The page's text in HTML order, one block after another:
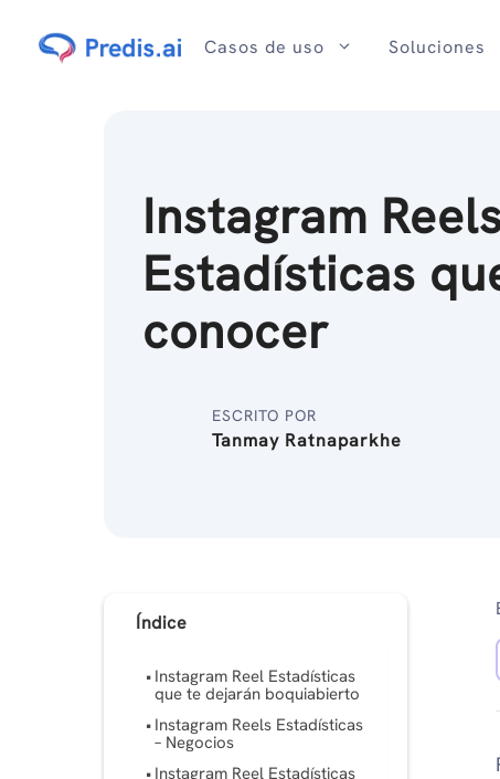
contenido
Casos de uso Soluciones
Instagram
Estadísticas
conocer
ESCRITO POR
Tanmay Ratnaparkhe
Índice
Instagram Reel Estadísticas
que te dejarán boquiabierto
Instagram Reels Estadísticas
– Negocios
Instagram Reel Estadísticas